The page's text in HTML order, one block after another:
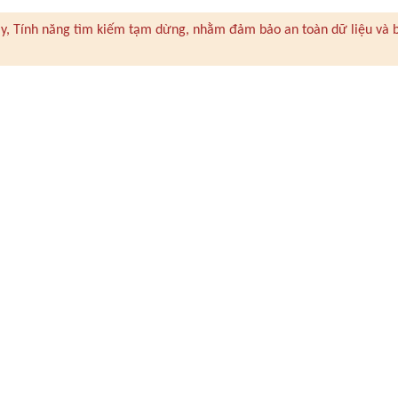
Tính năng tìm kiếm tạm dừng, nhằm đảm bảo an toàn dữ liệu và